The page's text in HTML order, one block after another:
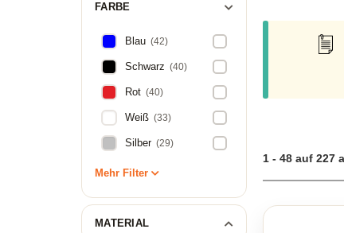
FARBE
Blau (42)
Schwarz (40)
Rot (40)
Weiß (33)
Silber (29)
Mehr Filter
MATERIAL
einem
Eine
ein
Weinflaschen
als
Weinflasche
hinterlässt
1 - 48 auf 227